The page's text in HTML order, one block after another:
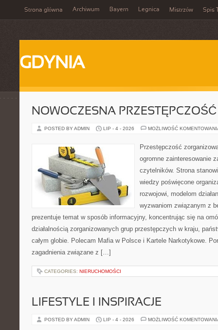
Strona główna Archiwum Bayern Legnica Mistrzów Spis
GDYNIA
NOWOCZESNA PRZESTĘPCZOŚĆ
POSTED BY ADMIN LIP - 4 - 2026 MOŻLIWOŚĆ
Przestępczość
ogromne zainteresowanie
czytelników. Strona
wiedzy poświęcone
rozwojowi, modelom
wyzwaniom związanym z
prezentuje temat w sposób informacyjny, koncentrując się na
działalnością zorganizowanych grup przestępczych w kraju,
całym globie. Polecam Mafia w Polsce i Kartele Narkotykowe.
zagadnienia związane z […]
CATEGORIES: NIERUCHOMOŚCI
LIFESTYLE I INSPIRACJE
POSTED BY ADMIN LIP - 4 - 2026 MOŻLIWOŚĆ